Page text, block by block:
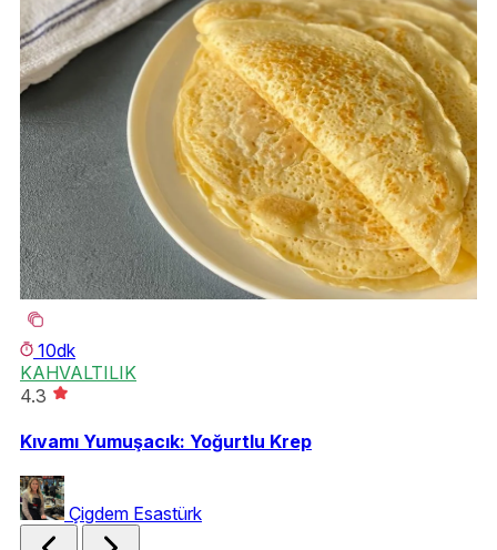
10dk
KAHVALTILIK
4.3
Kıvamı Yumuşacık: Yoğurtlu Krep
Çigdem Esastürk